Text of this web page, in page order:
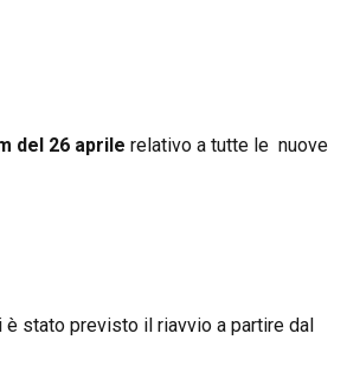
del 26 aprile relativo a tutte le nuove
stato previsto il riavvio a partire dal